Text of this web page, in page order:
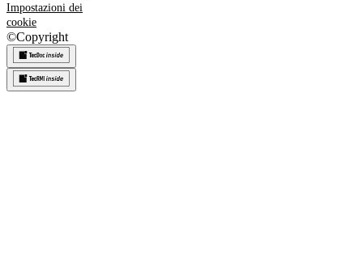
Impostazioni dei
cookie
©Copyright